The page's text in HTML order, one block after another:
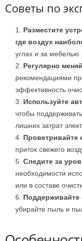
Советы по
Разместите
где воздух
углах и за мебелью.
Регулярно
рекомендациями
эффективность
Используйте
чтобы
лишних затрат
Проветривайте
приток свежего
Следите за
необходимости
или в составе
Поддерживайте
убирайте пыль и